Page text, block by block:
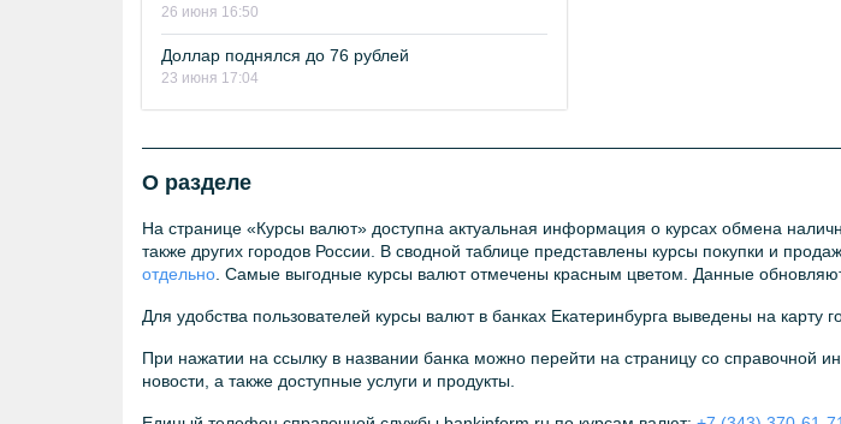
26 июня 16:50
Доллар поднялся до 76 рублей
23 июня 17:04
О разделе
На странице «Курсы валют» доступна актуальная информация о курсах обмена
также других городов России. В сводной таблице представлены курсы покупки и
отдельно . Самые выгодные курсы валют отмечены красным цветом. Данные
Для удобства пользователей курсы валют в банках Екатеринбурга выведены на карту
При нажатии на ссылку в названии банка можно перейти на страницу со
новости, а также доступные услуги и продукты.